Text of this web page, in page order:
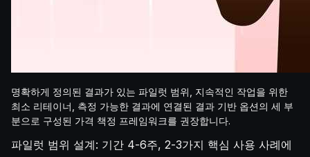
명확하게 정의된 결과가 있는 파일럿 범위, 지속적인 작업을 위한
최소 리테이너, 측정 가능한 결과에 연결된 결과 기반 옵션의 세 부
분으로 구성된 가격 책정 프레임워크를 권장합니다.
파일럿 범위 설계: 기간 4-6주, 2-3가지 핵심 사용 사례에